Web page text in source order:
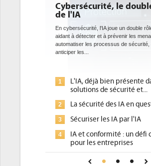
Cybersécurité, le
de l'IA
En cybersécurité, l'IA joue un double
aidant à détecter et à prévenir les
automatiser les processus de sécurité,
anticiper les...
1
L'IA, déjà bien présente
solutions de sécurité et...
2 La sécurité des IA en
3 Sécuriser les IA par l'IA
4
IA et conformité : un défi
pour les entreprises
Une IA de confiance pour